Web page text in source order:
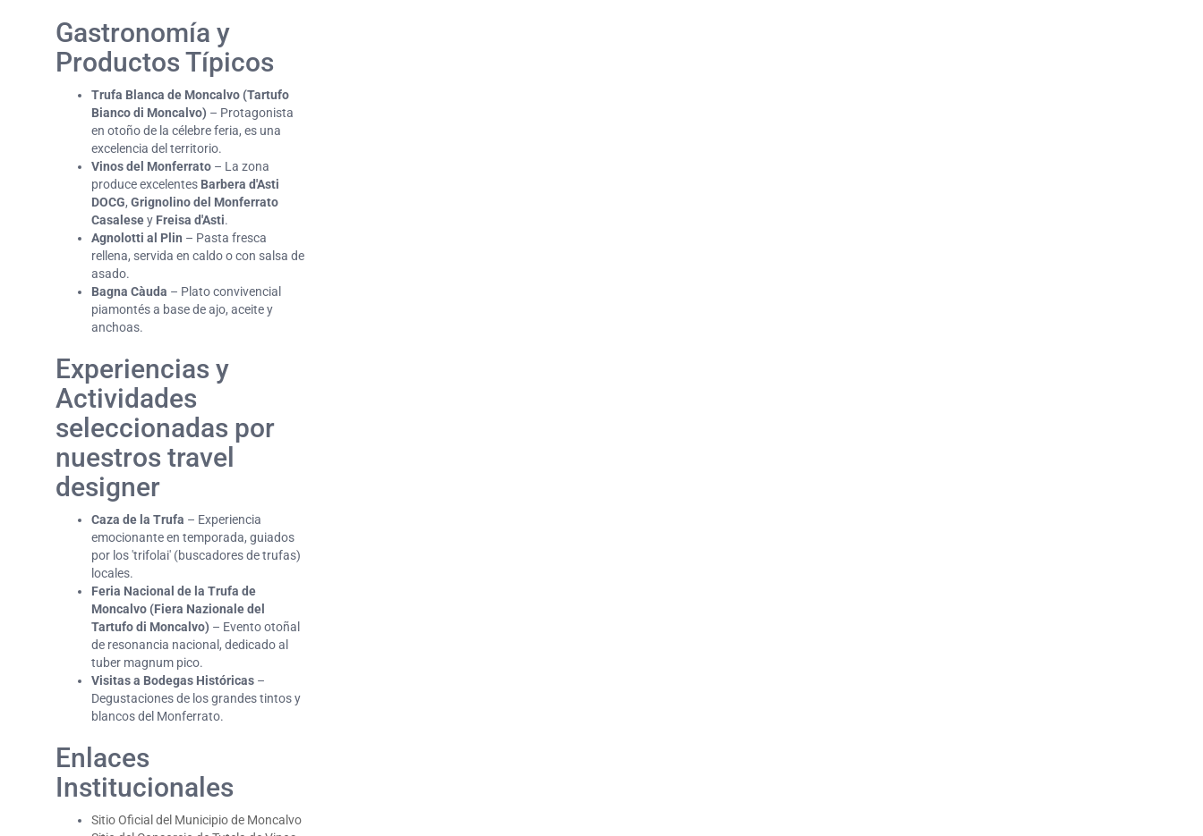
Gastronomía y
Productos Típicos
Trufa Blanca de Moncalvo (Tartufo
Bianco di Moncalvo) – Protagonista
en otoño de la célebre feria, es una
excelencia del territorio.
Vinos del Monferrato – La zona
produce excelentes Barbera d'Asti
DOCG, Grignolino del Monferrato
Casalesey Freisa d'Asti.
Agnolotti al Plin – Pasta fresca
rellena, servida en caldo o con salsa de
asado.
Bagna Càuda – Plato convivencial
piamontés a base de ajo, aceite y
anchoas.
Experiencias y
Actividades
seleccionadas por
nuestros travel
designer
Caza de la Trufa – Experiencia
emocionante en temporada, guiados
por los 'trifolai' (buscadores de trufas)
locales.
Feria Nacional de la Trufa de
Moncalvo (Fiera Nazionale del
Tartufo di Moncalvo) – Evento otoñal
de resonancia nacional, dedicado al
tuber magnum pico.
Visitas a Bodegas Históricas –
Degustaciones de los grandes tintos y
blancos del Monferrato.
Enlaces
Institucionales
Sitio Oficial del Municipio de Moncalvo